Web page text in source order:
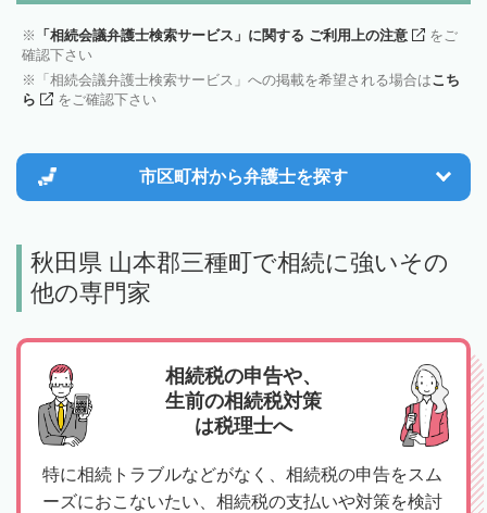
「相続会議弁護士検索サービス」に関する ご利用上の注意
をご
確認下さい
「相続会議弁護士検索サービス」への掲載を希望される場合はこち
ら
をご確認下さい
市区町村から弁護士を探す
秋田県 山本郡三種町で相続に強いその
他の専門家
相続税の申告や、
生前の相続税対策
は税理士へ
特に相続トラブルなどがなく、相続税の申告をスム
ーズにおこないたい、相続税の支払いや対策を検討